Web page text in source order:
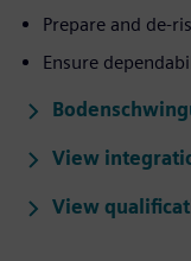
Prepare and de-
Ensure
View
View